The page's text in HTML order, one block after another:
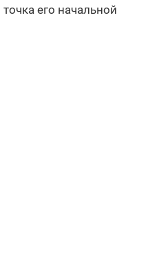
его начальной